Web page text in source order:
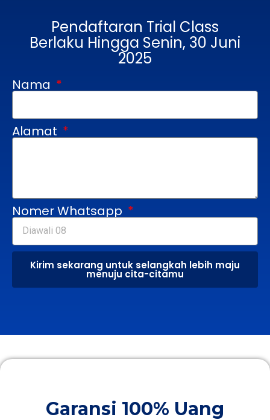
Pendaftaran Trial Class
Berlaku Hingga Senin, 30 Juni
2025
Nama
Alamat
Nomer Whatsapp
Kirim sekarang untuk selangkah lebih maju
menuju cita-citamu
Garansi 100% Uang